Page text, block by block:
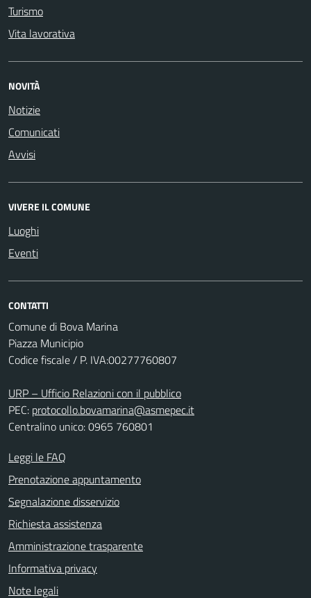
Turismo
Vita lavorativa
NOVITÀ
Notizie
Comunicati
Avvisi
VIVERE IL COMUNE
Luoghi
Eventi
CONTATTI
Comune di Bova Marina
Piazza Municipio
Codice fiscale / P. IVA:00277760807
URP – Ufficio Relazioni con il pubblico
PEC: protocollo.bovamarina@asmepec.it
Centralino unico: 0965 760801
Leggi le FAQ
Prenotazione appuntamento
Segnalazione disservizio
Richiesta assistenza
Amministrazione trasparente
Informativa privacy
Note legali